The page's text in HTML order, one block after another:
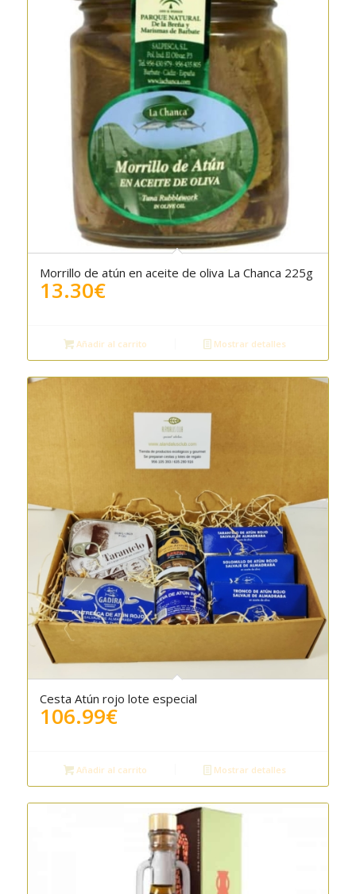
Morrillo de atún en aceite de oliva La Chanca 225g
13.30€
Añadir al carrito Mostrar detalles
4.67
Cesta Atún rojo lote especial
106.99€
Añadir al carrito Mostrar detalles